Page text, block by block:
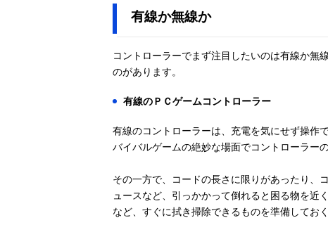
有線か無線か
コントローラーでまず注目したいのは有線か無
のがあります。
有線のＰＣゲームコントローラー
有線のコントローラーは、充電を気にせず操作
バイバルゲームの絶妙な場面でコントローラー
その一方で、コードの長さに限りがあったり、
ュースなど、引っかかって倒れると困る物を近
など、すぐに拭き掃除できるものを準備してお